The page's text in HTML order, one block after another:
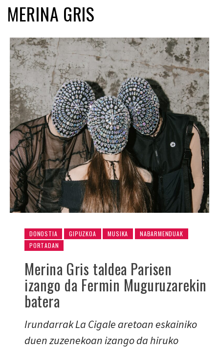
MERINA GRIS
DONOSTIA GIPUZKOA MUSIKA
NABARMENDUAK
PORTADAN
Merina Gris taldea Parisen
izango da Fermin Muguruzarekin
batera
Irundarrak La Cigale aretoan eskainiko
duen zuzenekoan izango da hiruko